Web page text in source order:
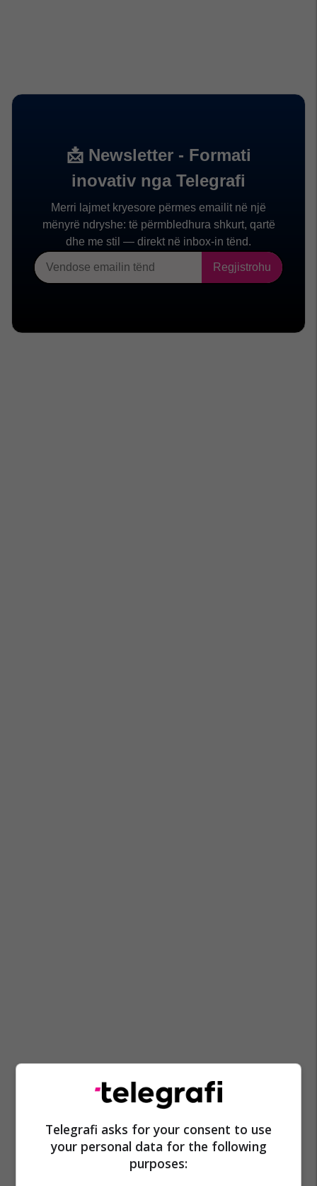
Telegrafi asks for your consent to use
your personal data for the following
purposes: